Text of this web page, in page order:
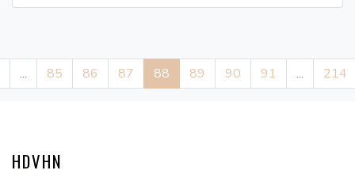
... 85 86 87 88 89 90 91 ... 214
HDVHN